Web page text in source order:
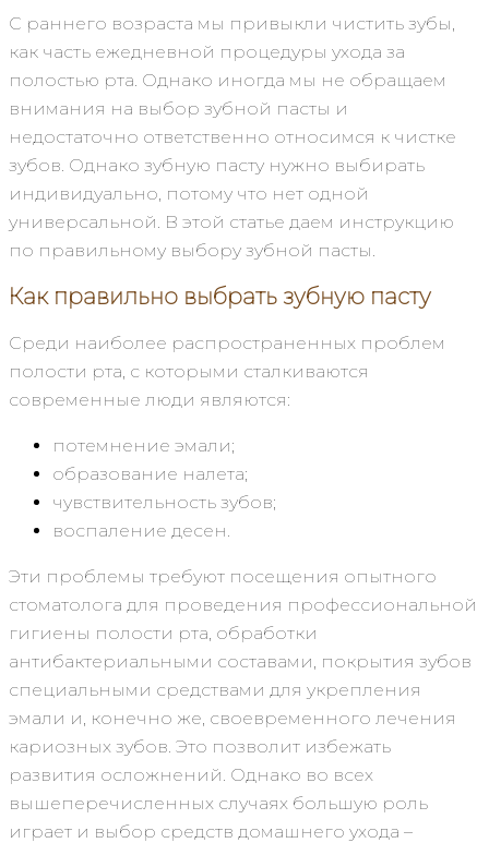
С раннего возраста мы привыкли чистить зубы,
как часть ежедневной процедуры ухода за
полостью рта. Однако иногда мы не обращаем
внимания на выбор зубной пасты и
недостаточно ответственно относимся к чистке
зубов. Однако зубную пасту нужно выбирать
индивидуально, потому что нет одной
универсальной. В этой статье даем инструкцию
по правильному выбору зубной пасты.
Как правильно выбрать зубную пасту
Среди наиболее распространенных проблем
полости рта, с которыми сталкиваются
современные люди являются:
потемнение эмали;
образование налета;
чувствительность зубов;
воспаление десен.
Эти проблемы требуют посещения опытного
стоматолога для проведения профессиональной
гигиены полости рта, обработки
антибактериальными составами, покрытия зубов
специальными средствами для укрепления
эмали и, конечно же, своевременного лечения
кариозных зубов. Это позволит избежать
развития осложнений. Однако во всех
вышеперечисленных случаях большую роль
играет и выбор средств домашнего ухода –